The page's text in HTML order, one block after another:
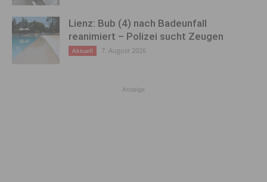
Lienz: Bub (4) nach Badeunfall
reanimiert – Polizei sucht Zeugen
Aktuell 7. August 2026
Anzeige